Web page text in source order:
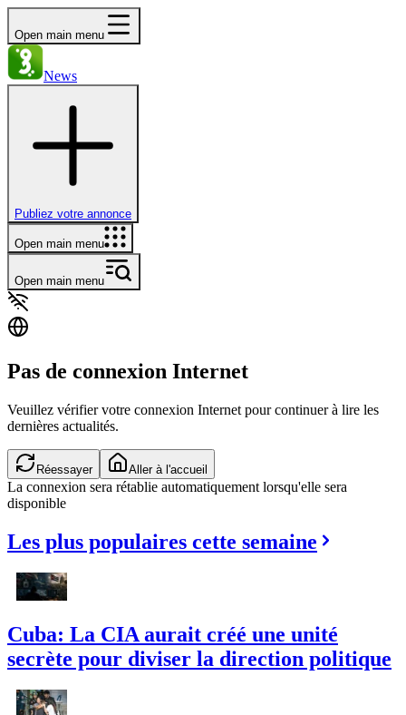
Open main menu
News
Publiez votre annonce
Open main menu
Open main menu
Pas de connexion Internet
Veuillez vérifier votre connexion Internet pour continuer à lire les
dernières actualités.
Réessayer Aller à l'accueil
La connexion sera rétablie automatiquement lorsqu'elle sera
disponible
Les plus populaires cette semaine
Cuba: La CIA aurait créé une unité
secrète pour diviser la direction politique